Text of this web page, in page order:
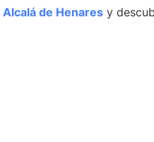
Alcalá de Henares y